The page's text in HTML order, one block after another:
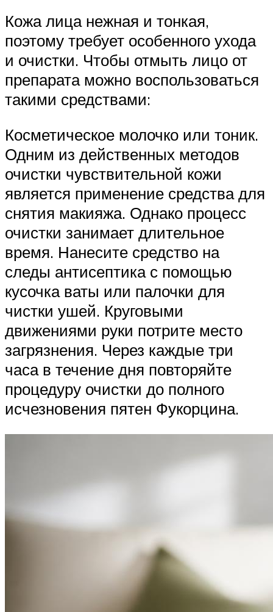
Кожа лица нежная и тонкая,
поэтому требует особенного ухода
и очистки. Чтобы отмыть лицо от
препарата можно воспользоваться
такими средствами:
Косметическое молочко или тоник.
Одним из действенных методов
очистки чувствительной кожи
является применение средства для
снятия макияжа. Однако процесс
очистки занимает длительное
время. Нанесите средство на
следы антисептика с помощью
кусочка ваты или палочки для
чистки ушей. Круговыми
движениями руки потрите место
загрязнения. Через каждые три
часа в течение дня повторяйте
процедуру очистки до полного
исчезновения пятен Фукорцина.